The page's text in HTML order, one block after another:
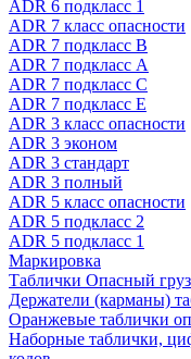
ADR 6 подкласс 1
ADR 7 класс опасности
ADR 7 подкласс B
ADR 7 подкласс A
ADR 7 подкласс C
ADR 7 подкласс E
ADR 3 класс опасности
ADR 3 эконом
ADR 3 стандарт
ADR 3 полный
ADR 5 класс опасности
ADR 5 подкласс 2
ADR 5 подкласс 1
Маркировка
Таблички Опасный груз
Держатели (карманы)
Оранжевые таблички
Наборные таблички,